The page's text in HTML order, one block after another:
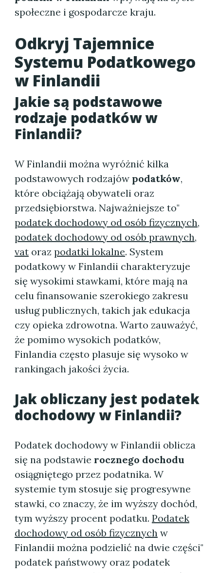
społeczne i gospodarcze kraju.
Odkryj Tajemnice
Systemu Podatkowego
w Finlandii
Jakie są podstawowe
rodzaje podatków w
Finlandii?
W Finlandii można wyróżnić kilka
podstawowych rodzajów podatków,
które obciążają obywateli oraz
przedsiębiorstwa. Najważniejsze to"
podatek dochodowy od osób fizycznych,
podatek dochodowy od osób prawnych,
vat oraz podatki lokalne. System
podatkowy w Finlandii charakteryzuje
się wysokimi stawkami, które mają na
celu finansowanie szerokiego zakresu
usług publicznych, takich jak edukacja
czy opieka zdrowotna. Warto zauważyć,
że pomimo wysokich podatków,
Finlandia często plasuje się wysoko w
rankingach jakości życia.
Jak obliczany jest podatek
dochodowy w Finlandii?
Podatek dochodowy w Finlandii oblicza
się na podstawie rocznego dochodu
osiągniętego przez podatnika. W
systemie tym stosuje się progresywne
stawki, co znaczy, że im wyższy dochód,
tym wyższy procent podatku. Podatek
dochodowy od osób fizycznych w
Finlandii można podzielić na dwie części"
podatek państwowy oraz podatek